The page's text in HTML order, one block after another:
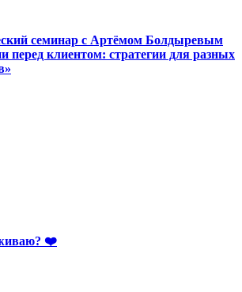
семинар с Артёмом Болдыревым
перед клиентом: стратегии для разных
❤️